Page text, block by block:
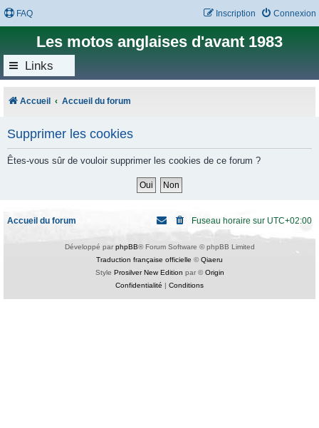
FAQ Connexion
Inscription
Les motos anglaises d'avant 1983
Links
Accueil Accueil du forum
Supprimer les cookies
Êtes-vous sûr de vouloir supprimer les cookies de ce forum ?
Accueil du forum Fuseau horaire sur UTC+02:00
Développé par phpBB® Forum Software © phpBB Limited
Traduction française officielle ©Qiaeru
Style Prosilver New Edition par ©Origin
Confidentialité | Conditions